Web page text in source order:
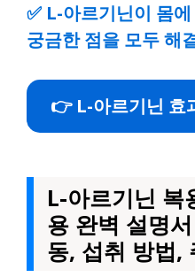
✅ L-아르기닌이 몸
궁금한 점을 모두 해
👉 L-아르기닌 효
L-아르기닌 복
용 완벽 설명
동, 섭취 방법,